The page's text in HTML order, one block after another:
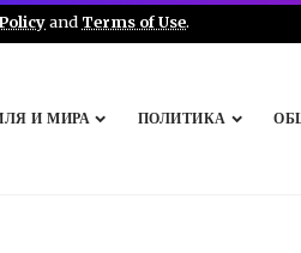
and Terms of Use.
И МИРА ПОЛИТИКА